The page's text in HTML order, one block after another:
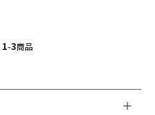
1-3商品